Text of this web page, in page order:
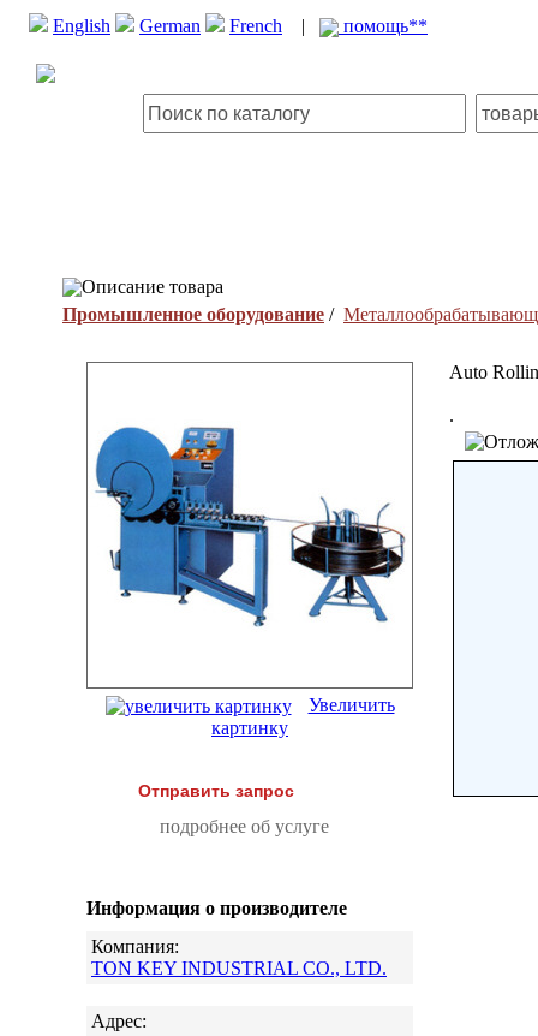
English German French | помощь**
Описание товара
Промышленное оборудование /
Увеличить
картинку
Отправить запрос
подробнее об услуге
Информация о производителе
Компания:
TON KEY INDUSTRIAL CO., LTD.
Адрес:
Auto
.